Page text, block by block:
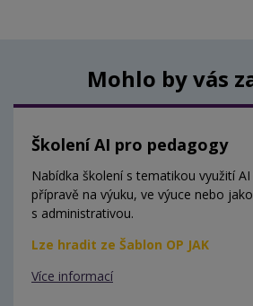
Mohlo by vás
Školení AI pro pedagogy
Nabídka školení s tematikou využití
přípravě na výuku, ve výuce nebo
s administrativou.
Lze hradit ze Šablon OP JAK
Více informací